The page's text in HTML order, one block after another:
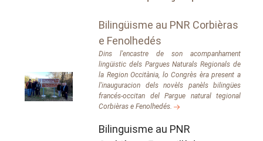
Bilingüisme au PNR Corbièras
e Fenolhedés
Dins l'encastre de son acompanhament
lingüistic dels Pargues Naturals Regionals de
la Region Occitània, lo Congrès èra present a
l'inauguracion dels novèls panèls bilingües
francés-occitan del Pargue natural tegional
Corbièras e Fenolhedés.
Bilinguisme au PNR